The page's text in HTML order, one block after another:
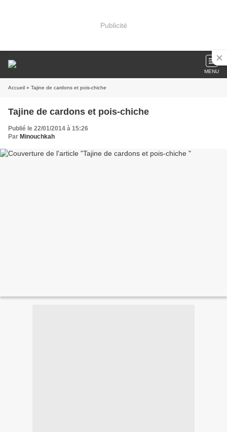
Publicité
MENU
Accueil » Tajine de cardons et pois-chiche
Tajine de cardons et pois-chiche
Publié le 22/01/2014 à 15:26
Par Minouchkah